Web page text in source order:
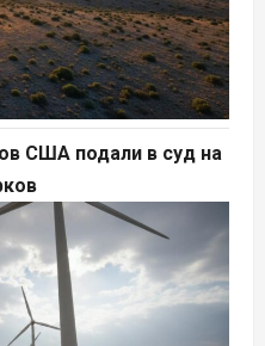
США подали в суд на